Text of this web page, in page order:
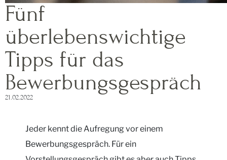
Fünf
überlebenswichtige
Tipps für das
Bewerbungsgespräch
21.02.2022
Jeder kennt die Aufregung vor einem
Bewerbungsgespräch. Für ein